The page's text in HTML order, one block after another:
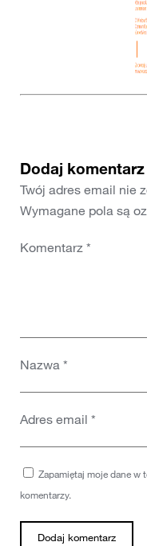
Dodaj komentarz
Twój adres email nie
Wymagane pola są
Komentarz *
Nazwa *
Adres email *
Zapamiętaj moje dane w
komentarzy.